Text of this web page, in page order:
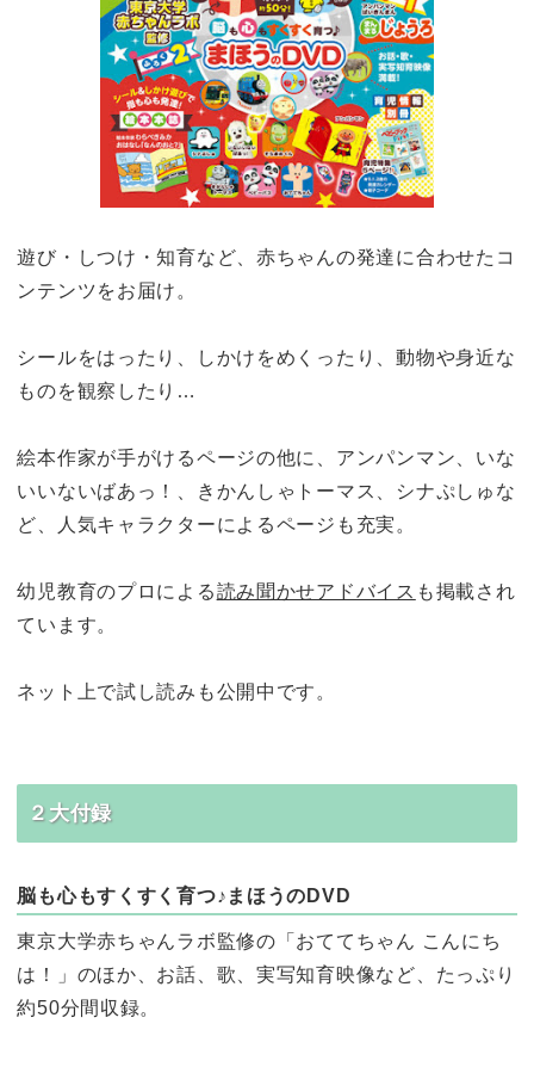
遊び・しつけ・知育など、赤ちゃんの発達に合わせたコ
ンテンツをお届け。
シールをはったり、しかけをめくったり、動物や身近な
ものを観察したり…
絵本作家が手がけるページの他に、アンパンマン、いな
いいないばあっ！、きかんしゃトーマス、シナぷしゅな
ど、人気キャラクターによるページも充実。
幼児教育のプロによる読み聞かせアドバイス も掲載され
ています。
ネット上で試し読みも公開中です。
２大付録
脳も心もすくすく育つ♪まほうのDVD
東京大学赤ちゃんラボ監修の「おててちゃん こんにち
は！」のほか、お話、歌、実写知育映像など、たっぷり
約50分間収録。